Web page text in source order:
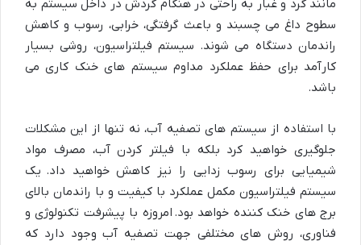
مانند گرد و غبار به راحتی در هنگام گردش در داخل سیستم به
سطوح داغ می چسبند و باعث گرفتگی، خرابی، رسوب و کاهش
راندمان دستگاه می شوند. سیستم فیلتراسیون، روشی بسیار
کارآمد برای حفظ عملکرد مداوم سیستم های خنک کاری می
باشد.
با استفاده از سیستم های تصفیه آب، نه تنها از این مشکلات
جلوگیری خواهید کرد بلکه با فیلتر کردن آب، مصرف مواد
شیمیایی برای رسوب زدایی را نیز کاهش خواهید داد. یک
سیستم فیلتراسیون مکمل عملکرد با کیفیت و با راندمان بالای
برج های خنک کننده خواهد بود. امروزه با پیشرفت تکنولوژی و
فناوری، روش های مختلفی جهت تصفیه آب وجود دارد که